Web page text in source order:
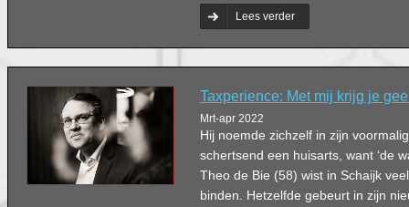
Lees verder
Taxperience: Met mij krijg je
Mrt-apr 2022
Hij noemde zichzelf in zijn
schertsend een huisarts, want ‘de
Theo de Bie (58) wist in Schaijk
binden. Hetzelfde gebeurt in zijn